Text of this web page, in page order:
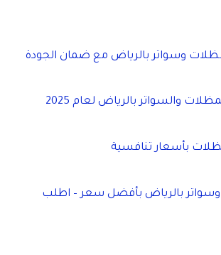
والسواتر بالرياض لعام 2025
بأسعار تنافسية
بالرياض بأفضل سعر – اطلب